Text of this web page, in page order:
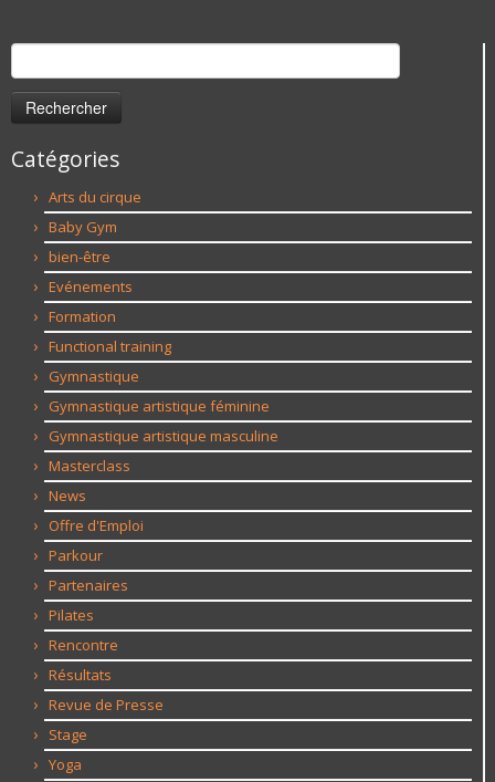
Rechercher :
Catégories
Arts du cirque
Baby Gym
bien-être
Evénements
Formation
Functional training
Gymnastique
Gymnastique artistique féminine
Gymnastique artistique masculine
Masterclass
News
Offre d'Emploi
Parkour
Partenaires
Pilates
Rencontre
Résultats
Revue de Presse
Stage
Yoga